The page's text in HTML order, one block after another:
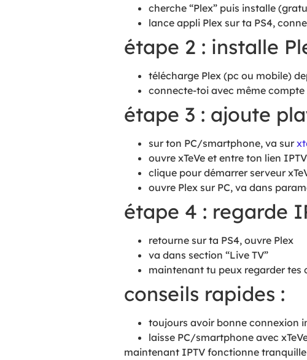
cherche “Plex” puis installe
lance appli Plex sur ta PS4,
étape 2 : installe
télécharge Plex (pc ou mobile)
connecte-toi avec même compte
étape 3 : ajoute
sur ton PC/smartphone, va sur
ouvre xTeVe et entre ton lien
clique pour démarrer serveur
ouvre Plex sur PC, va dans
étape 4 : regarde
retourne sur ta PS4, ouvre Plex
va dans section “Live TV”
maintenant tu peux regarder tes
conseils rapides :
toujours avoir bonne connexion
laisse PC/smartphone avec
maintenant IPTV fonctionne